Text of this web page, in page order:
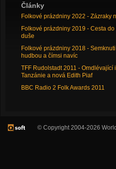
Články
Folkové prázdniny 2022 - Zázraky
Folkové prázdniny 2019 - Cesta
duše
Folkové prázdniny 2018 -
hudbou a čímsi navíc
TFF Rudolstadt 2011 - Omdlévající
Tanzánie a nová Edith Piaf
BBC Radio 2 Folk Awards 2011
© Copyright 2004-2026